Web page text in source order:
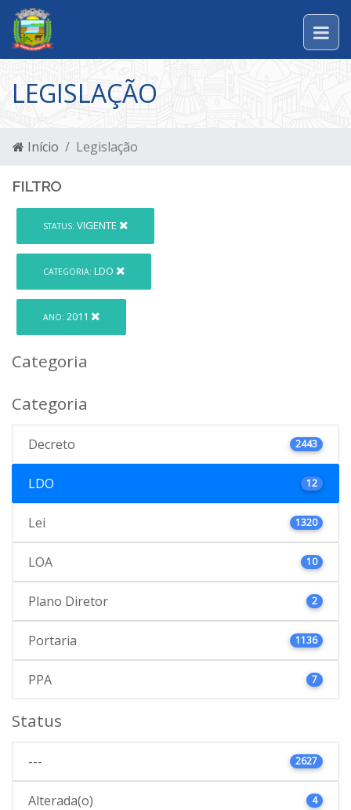
LEGISLAÇÃO
Início Legislação
FILTRO
STATUS: VIGENTE
CATEGORIA: LDO
ANO: 2011
Categoria
Categoria
Decreto 2443
LDO 12
Lei 1320
LOA 10
Plano Diretor 2
Portaria 1136
PPA 7
Status
--- 2627
Alterada(o) 4